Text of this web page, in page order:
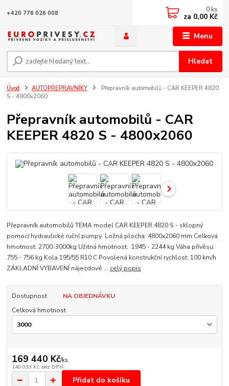
Menu
Hledat
+420 776 026 008 0 ks
za 0,00 Kč
Úvod AUTOPŘEPRAVNÍKY
Přepravník automobilů - CAR KEEPER 4820
S - 4800x2060
Přepravník automobilů - CAR
KEEPER 4820 S - 4800x2060
Přepravník automobilů TEMA model CAR KEEPER 4820 S - sklopný
pomocí hydraulické ruční pumpy Ložná plocha: 4800x2060 mm Celková
hmotnost: 2700-3000kg Užitná hmotnost: 1945 - 2244 kg Váha přívěsu:
755 - 756 kg Kola 195/55 R10 C Povolená konstrukční rychlost: 100 km/h
ZÁKLADNÍ VYBAVENÍ nájezdové ... celý popis
Dostupnost
NA OBJEDNÁVKU
Celková hmotnost
169 440 Kč/ks
140 033 Kč bez DPH
Přidat do košíku